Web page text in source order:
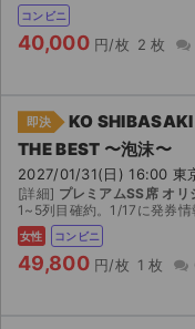
コンビニ
40,000 円/枚 2 枚
即決
KO
THE BEST 〜泡沫〜
2027/01/31(日) 16:00 東
[詳細] プレミアムSS席 オ
1~5列目確約。1/17に発券情
女性 コンビニ
49,800 円/枚 1 枚